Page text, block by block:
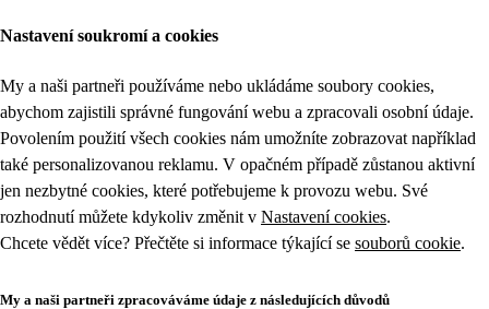
Nastavení soukromí a cookies
My a naši partneři používáme nebo ukládáme soubory cookies,
abychom zajistili správné fungování webu a zpracovali osobní údaje.
Povolením použití všech cookies nám umožníte zobrazovat například
také personalizovanou reklamu. V opačném případě zůstanou aktivní
jen nezbytné cookies, které potřebujeme k provozu webu. Své
rozhodnutí můžete kdykoliv změnit v Nastavení cookies.
Chcete vědět více? Přečtěte si informace týkající se souborů cookie.
My a naši partneři zpracováváme údaje z následujících důvodů